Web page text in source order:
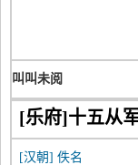
叫叫未阅
[乐府]十五从
[汉朝] 佚名